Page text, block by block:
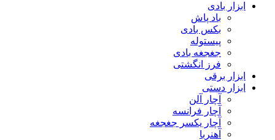
ابزار بادی
باد پاش
بکس بادی
پیستوله
جغجغه بادی
فرز انگشتی
ابزار برقی
ابزار دستی
آچار آلن
آچار فرانسه
آچار یکسر جغجغه
آهنربا